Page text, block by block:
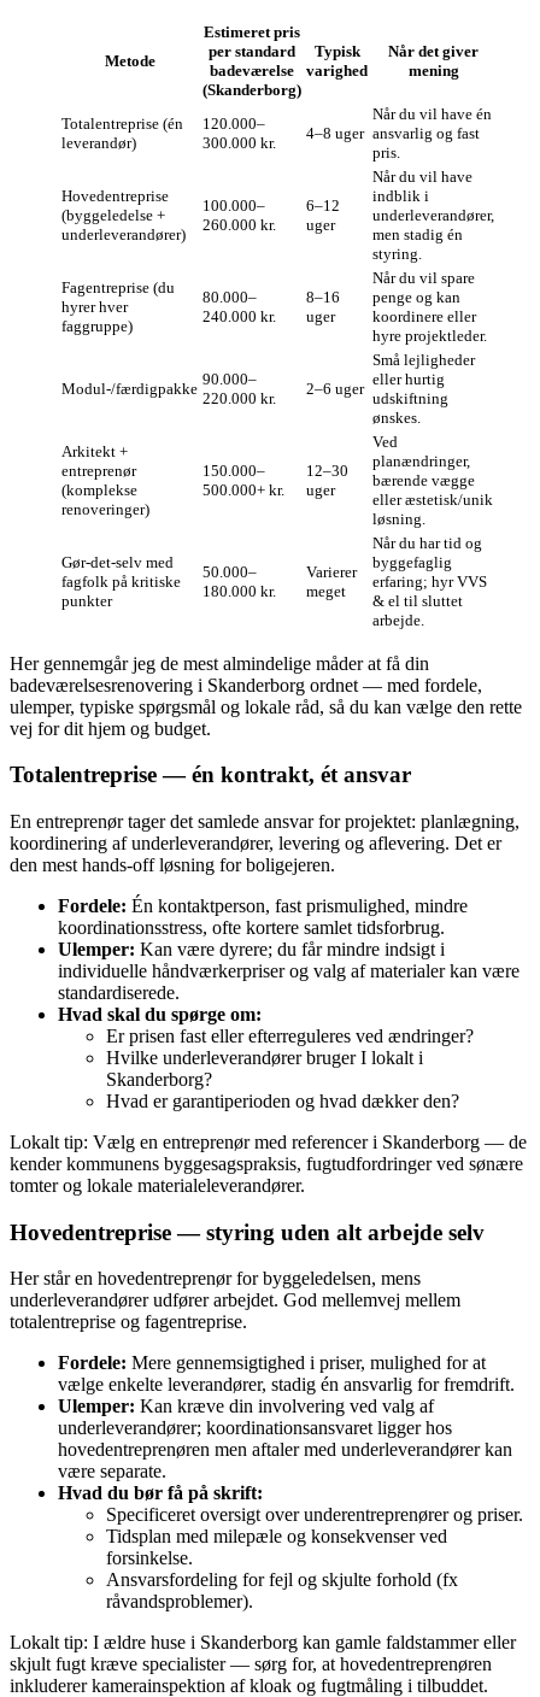
Metode
Estimeret pris
per standard
badeværelse
(Skanderborg)
Typisk
varighed
Når det giver
mening
Totalentreprise (én
leverandør)
120.000–
300.000 kr.
4–8 uger
Når du vil have én
ansvarlig og fast
pris.
Hovedentreprise
(byggeledelse +
underleverandører)
100.000–
260.000 kr.
6–12
uger
Når du vil have
indblik i
underleverandører,
men stadig én
styring.
Fagentreprise (du
hyrer hver
faggruppe)
80.000–
240.000 kr.
8–16
uger
Når du vil spare
penge og kan
koordinere eller
hyre projektleder.
Modul‑/færdigpakke
90.000–
220.000 kr.
2–6 uger
Små lejligheder
eller hurtig
udskiftning
ønskes.
Arkitekt +
entreprenør
(komplekse
renoveringer)
150.000–
500.000+ kr.
12–30
uger
Ved
planændringer,
bærende vægge
eller æstetisk/unik
løsning.
Gør‑det‑selv med
fagfolk på kritiske
punkter
50.000–
180.000 kr.
Varierer
meget
Når du har tid og
byggefaglig
erfaring; hyr VVS
& el til sluttet
arbejde.
Her gennemgår jeg de mest almindelige måder at få din
badeværelsesrenovering i Skanderborg ordnet — med fordele,
ulemper, typiske spørgsmål og lokale råd, så du kan vælge den rette
vej for dit hjem og budget.
Totalentreprise — én kontrakt, ét ansvar
En entreprenør tager det samlede ansvar for projektet: planlægning,
koordinering af underleverandører, levering og aflevering. Det er
den mest hands‑off løsning for boligejeren.
Fordele: Én kontaktperson, fast prismulighed, mindre
koordinationsstress, ofte kortere samlet tidsforbrug.
Ulemper: Kan være dyrere; du får mindre indsigt i
individuelle håndværkerpriser og valg af materialer kan være
standardiserede.
Hvad skal du spørge om:
Er prisen fast eller efterreguleres ved ændringer?
Hvilke underleverandører bruger I lokalt i
Skanderborg?
Hvad er garantiperioden og hvad dækker den?
Lokalt tip: Vælg en entreprenør med referencer i Skanderborg — de
kender kommunens byggesagspraksis, fugtudfordringer ved sønære
tomter og lokale materialeleverandører.
Hovedentreprise — styring uden alt arbejde selv
Her står en hovedentreprenør for byggeledelsen, mens
underleverandører udfører arbejdet. God mellemvej mellem
totalentreprise og fagentreprise.
Fordele: Mere gennemsigtighed i priser, mulighed for at
vælge enkelte leverandører, stadig én ansvarlig for fremdrift.
Ulemper: Kan kræve din involvering ved valg af
underleverandører; koordinationsansvaret ligger hos
hovedentreprenøren men aftaler med underleverandører kan
være separate.
Hvad du bør få på skrift:
Specificeret oversigt over underentreprenører og priser.
Tidsplan med milepæle og konsekvenser ved
forsinkelse.
Ansvarsfordeling for fejl og skjulte forhold (fx
råvandsproblemer).
Lokalt tip: I ældre huse i Skanderborg kan gamle faldstammer eller
skjult fugt kræve specialister — sørg for, at hovedentreprenøren
inkluderer kamerainspektion af kloak og fugtmåling i tilbuddet.